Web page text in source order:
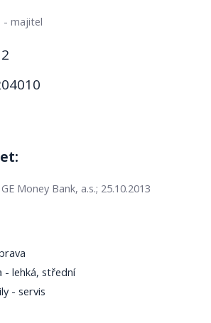
- majitel
Money Bank, a.s.; 25.10.2013
- lehká, střední
- servis